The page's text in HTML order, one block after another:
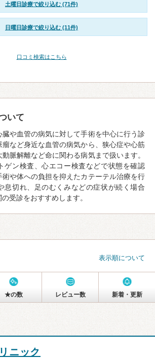
土曜日診療で絞り込む (71件)
日曜日診療で絞り込む (11件)
口コミ検索はこちら
いて
や血管の病気に対して手術を中心に行う診
など身近な血管の病気から、狭心症や心筋
脈解離など命に関わる病気まで扱います。
ゲン検査、心エコー検査などで状態を確認
術や体への負担を抑えたカテーテル治療を行
息切れ、足のむくみなどの症状が続く場合
受診をおすすめします。
表示順について
★の数 レビュー数 新着・更新
ニック